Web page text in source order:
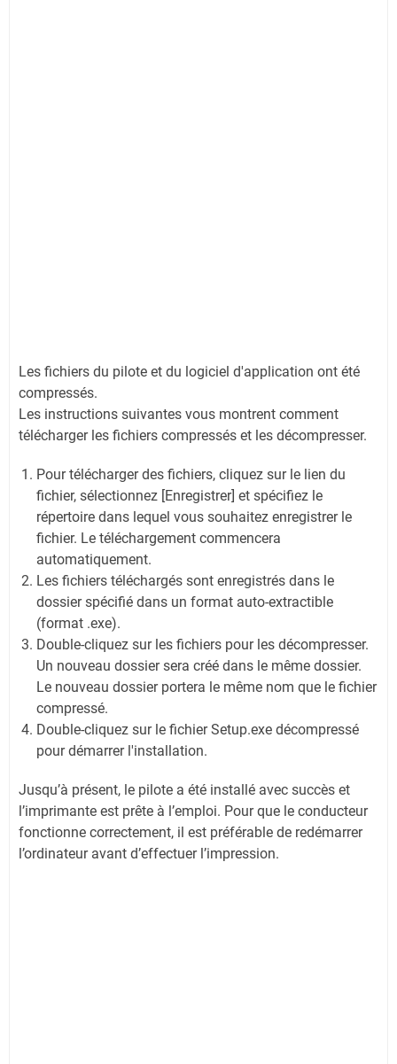
Les fichiers du pilote et du logiciel d'application ont été
compressés.
Les instructions suivantes vous montrent comment
télécharger les fichiers compressés et les décompresser.
Pour télécharger des fichiers, cliquez sur le lien du
fichier, sélectionnez [Enregistrer] et spécifiez le
répertoire dans lequel vous souhaitez enregistrer le
fichier. Le téléchargement commencera
automatiquement.
Les fichiers téléchargés sont enregistrés dans le
dossier spécifié dans un format auto-extractible
(format .exe).
Double-cliquez sur les fichiers pour les décompresser.
Un nouveau dossier sera créé dans le même dossier.
Le nouveau dossier portera le même nom que le fichier
compressé.
Double-cliquez sur le fichier Setup.exe décompressé
pour démarrer l'installation.
Jusqu’à présent, le pilote a été installé avec succès et
l’imprimante est prête à l’emploi. Pour que le conducteur
fonctionne correctement, il est préférable de redémarrer
l’ordinateur avant d’effectuer l’impression.